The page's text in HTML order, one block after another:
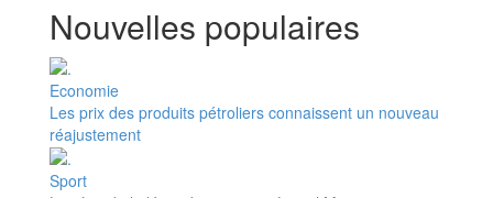
Nouvelles populaires
Economie
Les prix des produits pétroliers connaissent un nouveau
réajustement
Sport